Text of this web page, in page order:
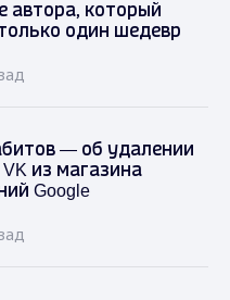
автора, который
один шедевр
— об удалении
VK из магазина
Google